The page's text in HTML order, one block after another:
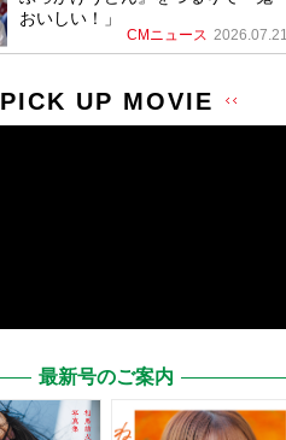
おいしい！」
CMニュース 2026.07.21
PICK UP MOVIE
最新号のご案内